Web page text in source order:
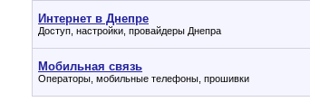
Интернет в Днепре
Доступ, настройки, провайдеры Днепра
Мобильная связь
Операторы, мобильные телефоны, прошивки